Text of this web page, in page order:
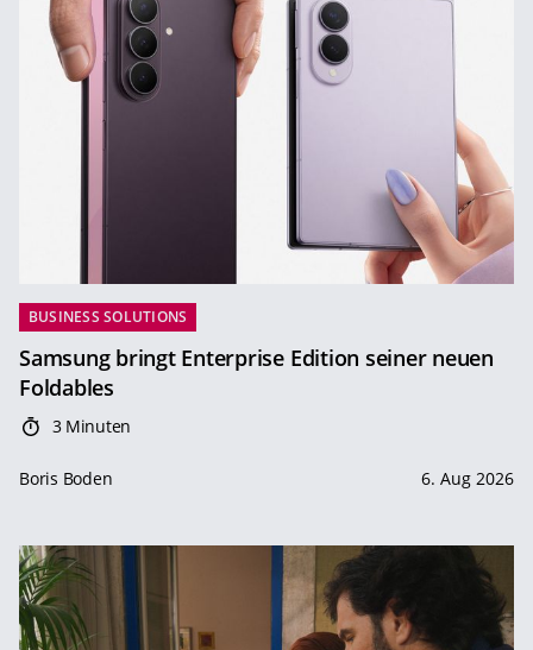
BUSINESS SOLUTIONS
Samsung bringt Enterprise Edition seiner neuen
Foldables
3 Minuten
Boris Boden 6. Aug 2026